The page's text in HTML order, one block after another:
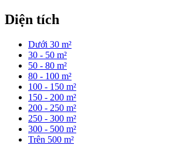
Diện tích
Dưới 30 m²
30 - 50 m²
50 - 80 m²
80 - 100 m²
100 - 150 m²
150 - 200 m²
200 - 250 m²
250 - 300 m²
300 - 500 m²
Trên 500 m²